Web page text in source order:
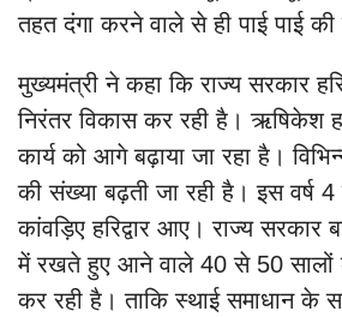
तहत दंगा करने वाले से ही पाई पाई
मुख्यमंत्री ने कहा कि राज्य सरकार
निरंतर विकास कर रही है। ऋषिकेश
कार्य को आगे बढ़ाया जा रहा है।
की संख्या बढ़ती जा रही है। इस वर्ष
कांवड़िए हरिद्वार आए। राज्य सरकार
में रखते हुए आने वाले 40 से 50 सालों
कर रही है। ताकि स्थाई समाधान के